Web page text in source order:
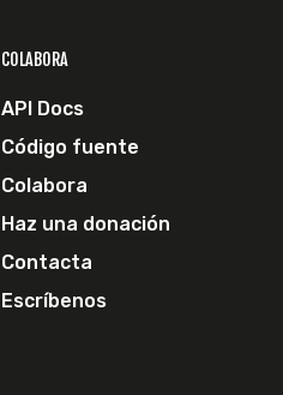
COLABORA
API Docs
Código fuente
Colabora
Haz una donación
Contacta
Escríbenos